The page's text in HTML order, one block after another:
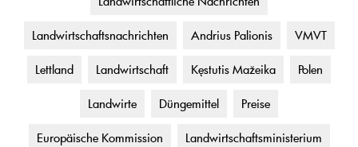
Landwirtschaftsnachrichten Andrius Palionis VMVT
Lettland Landwirtschaft Kęstutis Mažeika Polen
Landwirte Düngemittel Preise
Europäische Kommission Landwirtschaftsministerium